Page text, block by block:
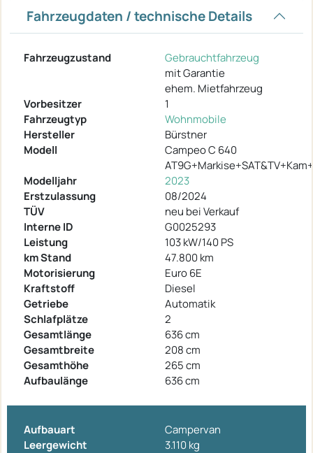
Fahrzeugdaten / technische Details
Fahrzeugzustand
Gebrauchtfahrzeug
mit Garantie
ehem. Mietfahrzeug
Vorbesitzer
1
Fahrzeugtyp
Wohnmobile
Hersteller
Bürstner
Modell
Campeo C 640
Modelljahr
2023
Erstzulassung
08/2024
TÜV
neu bei Verkauf
Interne ID
G0025293
Leistung
103 kW/140 PS
km Stand
47.800 km
Motorisierung
Euro 6E
Kraftstoff
Diesel
Getriebe
Automatik
Schlafplätze
2
Gesamtlänge
636 cm
Gesamtbreite
208 cm
Gesamthöhe
265 cm
Aufbaulänge
636 cm
Aufbauart
Campervan
Leergewicht
3.110 kg